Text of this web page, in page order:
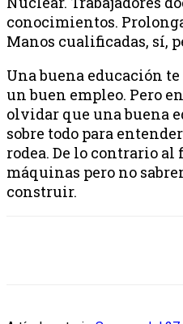
conocimientos.
Manos cualificadas, sí,
Una buena educación
un buen empleo. Pero
olvidar que una buena
sobre todo para
rodea. De lo contrario
máquinas pero no
construir.